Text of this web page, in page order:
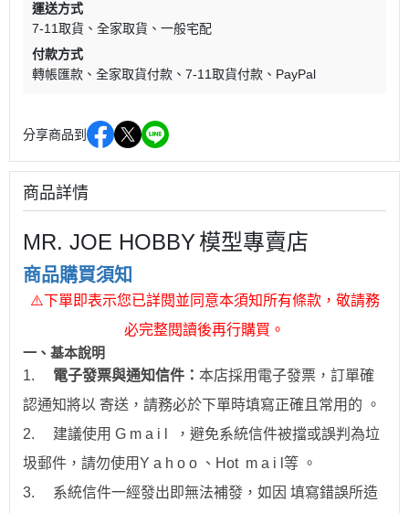
運送方式
7-11取貨
全家取貨
一般宅配
付款方式
轉帳匯款
全家取貨付款 7-11取貨付款 PayPal
分享商品到
商品詳情
MR. JOE HOBBY模型專賣店
商品購買須知
⚠下單即表示您已詳閱並同意本須知所有條款，敬請務
必完整閱讀後再行購買。
一、 基本說明
1.
電子發票與通知信件： 本店採用電子發票，訂單確
認通知將以 寄送，請務必於下單時填寫正確且常用的 。
2.
建議使用 G m a i l ，避免系統信件被擋或誤判為垃
圾郵件，請勿使用Y a h o o 、Hot m a i l 等 。
3.
系統信件一經發出即無法補發，如因 填寫錯誤所造